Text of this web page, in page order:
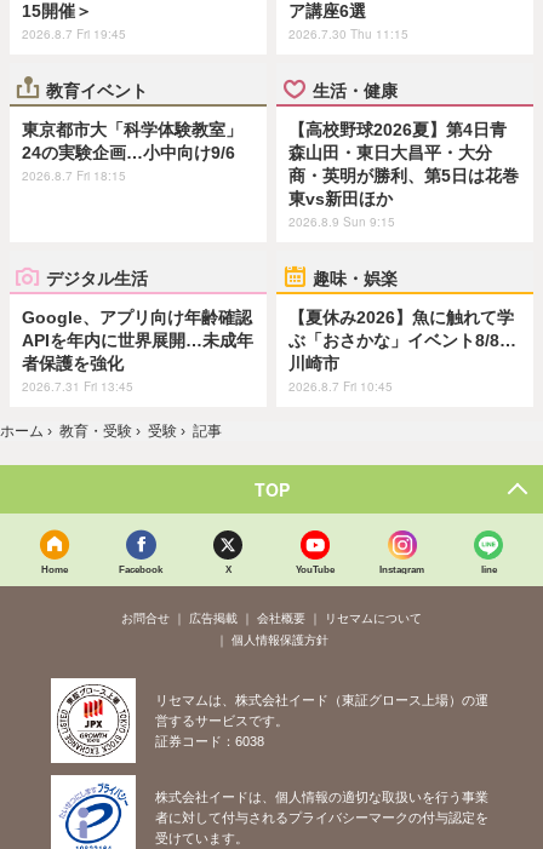
15開催＞
2026.8.7 Fri 19:45
ア講座6選
2026.7.30 Thu 11:15
教育イベント
東京都市大「科学体験教室」
24の実験企画…小中向け9/6
2026.8.7 Fri 18:15
生活・健康
【高校野球2026夏】第4日青
森山田・東日大昌平・大分
商・英明が勝利、第5日は花巻
東vs新田ほか
2026.8.9 Sun 9:15
デジタル生活
Google、アプリ向け年齢確認
APIを年内に世界展開…未成年
者保護を強化
2026.7.31 Fri 13:45
趣味・娯楽
【夏休み2026】魚に触れて学
ぶ「おさかな」イベント8/8…
川崎市
2026.8.7 Fri 10:45
ホーム › 教育・受験 › 受験 › 記事
TOP
Home Facebook X YouTube Instagram line
お問合せ 広告掲載 会社概要
リセマムについて
個人情報保護方針
リセマムは、株式会社イード（東証グロース上場）の運
営するサービスです。
証券コード：6038
株式会社イードは、個人情報の適切な取扱いを行う事業
者に対して付与されるプライバシーマークの付与認定を
受けています。